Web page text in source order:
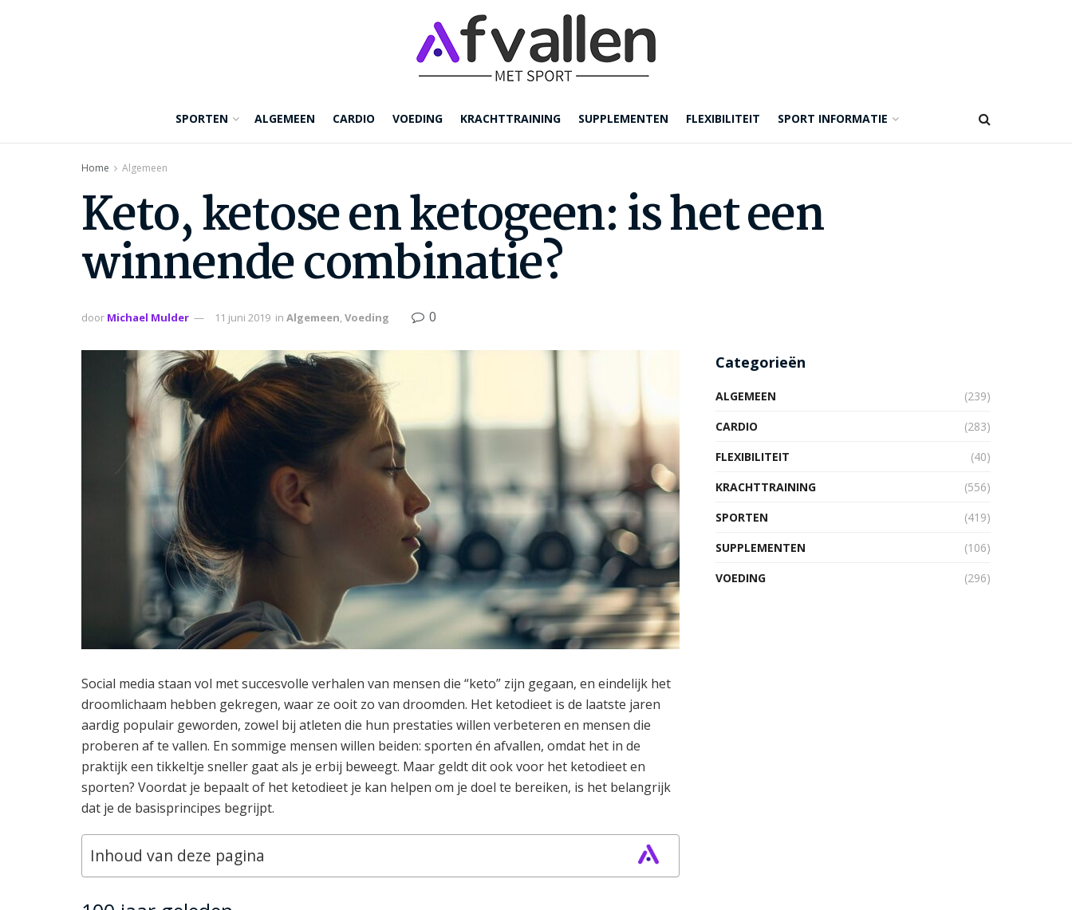
SPORTEN ALGEMEEN CARDIO VOEDING KRACHTTRAINING SUPPLEMENTEN FLEXIBILITEIT SPORT INFORMATIE
Home Algemeen
Keto, ketose en ketogeen: is het een
winnende combinatie?
door Michael Mulder 11 juni 2019 in Algemeen,Voeding 0
Social media staan vol met succesvolle verhalen van mensen die “keto” zijn gegaan, en eindelijk het
droomlichaam hebben gekregen, waar ze ooit zo van droomden. Het ketodieet is de laatste jaren
aardig populair geworden, zowel bij atleten die hun prestaties willen verbeteren en mensen die
proberen af te vallen. En sommige mensen willen beiden: sporten én afvallen, omdat het in de
praktijk een tikkeltje sneller gaat als je erbij beweegt. Maar geldt dit ook voor het ketodieet en
sporten? Voordat je bepaalt of het ketodieet je kan helpen om je doel te bereiken, is het belangrijk
dat je de basisprincipes begrijpt.
Inhoud van deze pagina
Categorieën
ALGEMEEN
(239)
CARDIO
(283)
FLEXIBILITEIT
(40)
KRACHTTRAINING
(556)
SPORTEN
(419)
SUPPLEMENTEN
(106)
VOEDING
(296)